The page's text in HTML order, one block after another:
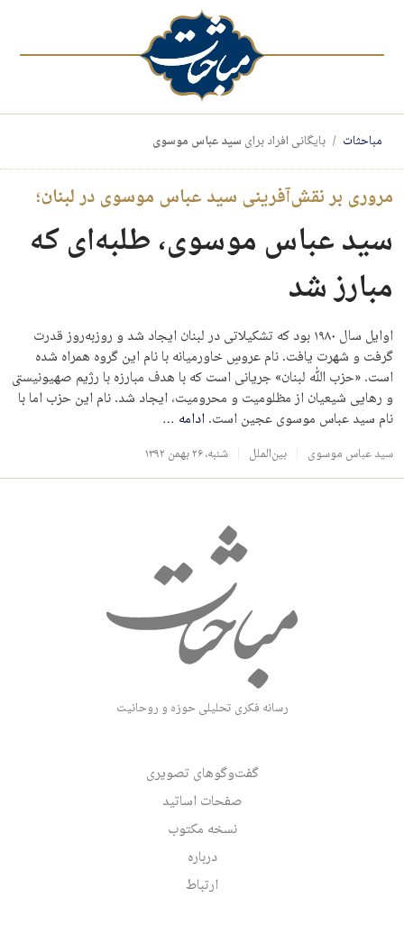
مباحثات بایگانی افراد برای سید عباس موسوی
مروری بر نقش‌آفرینی سید عباس موسوی در لبنان؛
سید عباس موسوی، طلبه‌ای که
مبارز شد
اوایل سال ۱۹۸۰ بود که تشکیلاتی در لبنان ایجاد شد و روز‌به‌روز قدرت
گرفت و شهرت یافت. نام عروسِ خاورمیانه با نام این گروه همراه شده
است. «حزب الله لبنان» جریانی است که با هدف مبارزه با رژیم صهیونیستی
و رهایی شیعیان از مظلومیت و محرومیت، ایجاد شد. نام این حزب اما با
نام سید عباس موسوی عجین است.ادامه …
سید عباس موسوی بین‌الملل شنبه، ۲۶ بهمن ۱۳۹۲
رسانه فکری تحلیلی حوزه و روحانیت
گفت‌وگوهای تصویری
صفحات اساتید
نسخه مکتوب
درباره
ارتباط